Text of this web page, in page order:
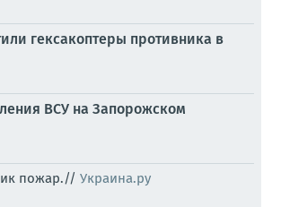
гексакоптеры противника в
ВСУ на Запорожском
пожар.// Украина.ру